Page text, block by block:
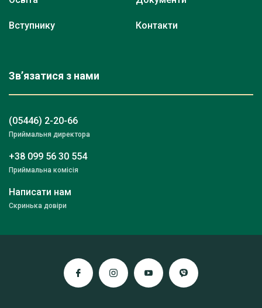
Вступнику Контакти
Зв’язатися з нами
(05446) 2-20-66
Приймальня директора
+38 099 56 30 554
Приймальна комісія
Написати нам
Скринька довіри